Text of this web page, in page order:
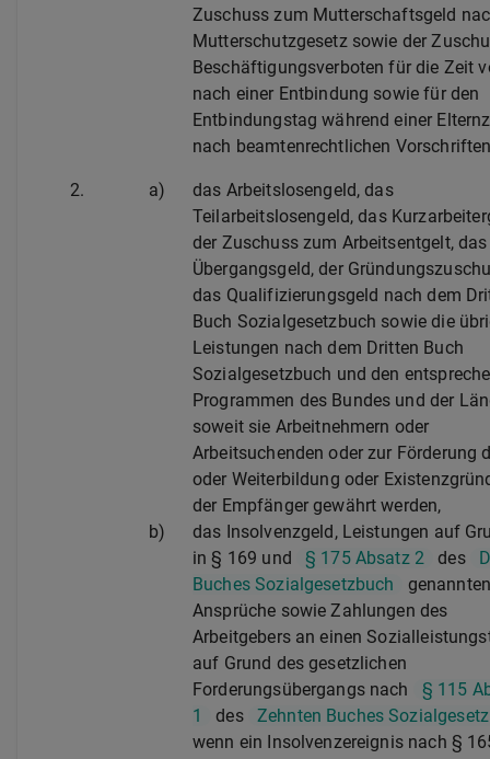
Zuschuss zum Mutterschaftsgeld
Mutterschutzgesetz sowie der
Beschäftigungsverboten für die Zeit
nach einer Entbindung sowie für den
Entbindungstag während einer
nach beamtenrechtlichen
2. a)
das Arbeitslosengeld, das
Teilarbeitslosengeld, das
der Zuschuss zum Arbeitsentgelt, das
Übergangsgeld, der
das Qualifizierungsgeld nach dem
Buch Sozialgesetzbuch sowie die
Leistungen nach dem Dritten Buch
Sozialgesetzbuch und den
Programmen des Bundes und der
soweit sie Arbeitnehmern oder
Arbeitsuchenden oder zur Förderung
oder Weiterbildung oder
der Empfänger gewährt werden,
b)
das Insolvenzgeld, Leistungen auf
in § 169 und
§ 175 Absatz 2 des
Buches Sozialgesetzbuch
genannten
Ansprüche sowie Zahlungen des
Arbeitgebers an einen
auf Grund des gesetzlichen
Forderungsübergangs nach
§ 115
1
des
Zehnten Buches
wenn ein Insolvenzereignis nach §